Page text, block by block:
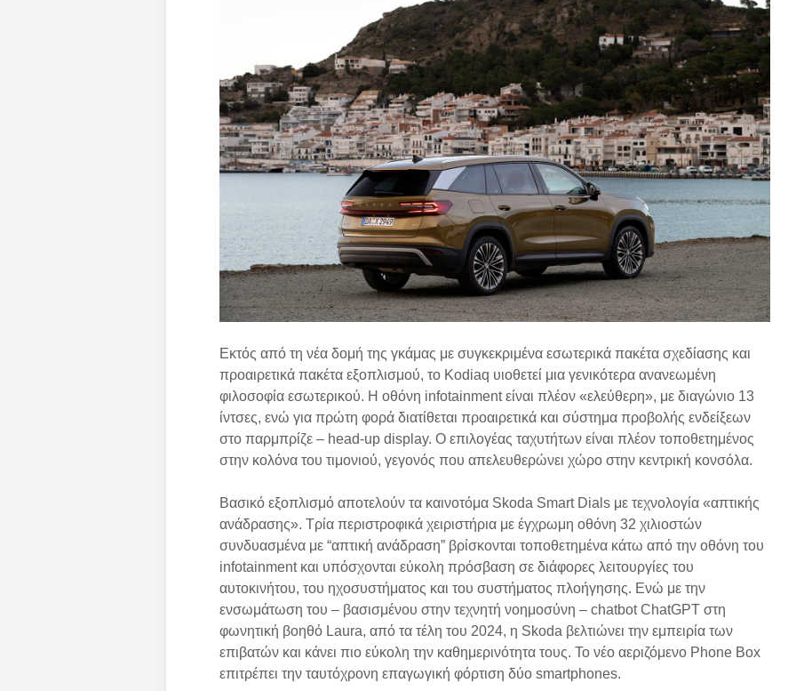
Εκτός από τη νέα δομή της γκάμας με συγκεκριμένα εσωτερικά πακέτα σχεδίασης και
προαιρετικά πακέτα εξοπλισμού, το Kodiaq υιοθετεί μια γενικότερα ανανεωμένη
φιλοσοφία εσωτερικού. Η οθόνη infotainment είναι πλέον «ελεύθερη», με διαγώνιο 13
ίντσες, ενώ για πρώτη φορά διατίθεται προαιρετικά και σύστημα προβολής ενδείξεων
στο παρμπρίζε – head-up display. Ο επιλογέας ταχυτήτων είναι πλέον τοποθετημένος
στην κολόνα του τιμονιού, γεγονός που απελευθερώνει χώρο στην κεντρική κονσόλα.
Βασικό εξοπλισμό αποτελούν τα καινοτόμα Skoda Smart Dials με τεχνολογία «απτικής
ανάδρασης». Τρία περιστροφικά χειριστήρια με έγχρωμη οθόνη 32 χιλιοστών
συνδυασμένα με “απτική ανάδραση” βρίσκονται τοποθετημένα κάτω από την οθόνη του
infotainment και υπόσχονται εύκολη πρόσβαση σε διάφορες λειτουργίες του
αυτοκινήτου, του ηχοσυστήματος και του συστήματος πλοήγησης. Ενώ με την
ενσωμάτωση του – βασισμένου στην τεχνητή νοημοσύνη – chatbot ChatGPT στη
φωνητική βοηθό Laura, από τα τέλη του 2024, η Skoda βελτιώνει την εμπειρία των
επιβατών και κάνει πιο εύκολη την καθημερινότητα τους. Το νέο αεριζόμενο Phone Box
επιτρέπει την ταυτόχρονη επαγωγική φόρτιση δύο smartphones.